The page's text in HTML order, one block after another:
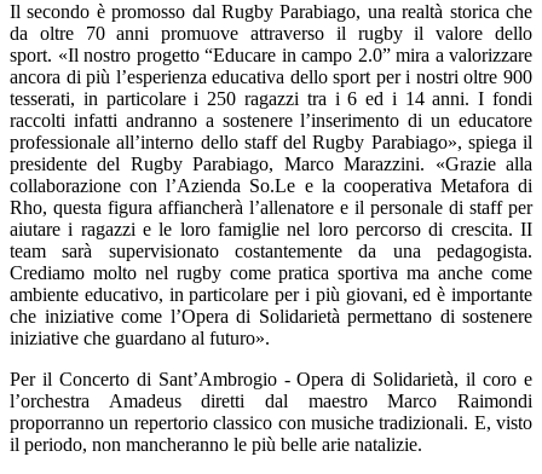
Il secondo è promosso dal Rugby Parabiago, una realtà storica che
da oltre 70 anni promuove attraverso il rugby il valore dello
sport. «Il nostro progetto “Educare in campo 2.0” mira a valorizzare
ancora di più l’esperienza educativa dello sport per i nostri oltre 900
tesserati, in particolare i 250 ragazzi tra i 6 ed i 14 anni. I fondi
raccolti infatti andranno a sostenere l’inserimento di un educatore
professionale all’interno dello staff del Rugby Parabiago», spiega il
presidente del Rugby Parabiago, Marco Marazzini. «Grazie alla
collaborazione con l’Azienda So.Le e la cooperativa Metafora di
Rho, questa figura affiancherà l’allenatore e il personale di staff per
aiutare i ragazzi e le loro famiglie nel loro percorso di crescita. II
team sarà supervisionato costantemente da una pedagogista.
Crediamo molto nel rugby come pratica sportiva ma anche come
ambiente educativo, in particolare per i più giovani, ed è importante
che iniziative come l’Opera di Solidarietà permettano di sostenere
iniziative che guardano al futuro».
Per il Concerto di Sant’Ambrogio - Opera di Solidarietà, il coro e
l’orchestra Amadeus diretti dal maestro Marco Raimondi
proporranno un repertorio classico con musiche tradizionali. E, visto
il periodo, non mancheranno le più belle arie natalizie.